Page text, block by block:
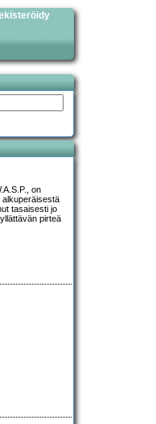
on
alkuperäisestä
tasaisesti jo
pirteä